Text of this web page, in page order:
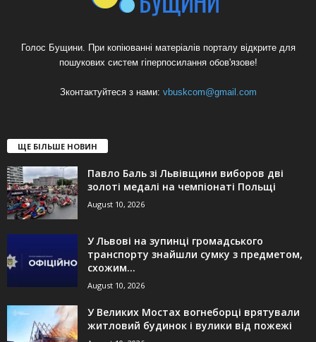
Голос Бущини. При копіюванні матеріалів порталу відкрите для
пошукових систем гіперпосилання обов'язове!
Зконтактуйтеся з нами: vbuskcom@gmail.com
ЩЕ БІЛЬШЕ НОВИН
Павло Баль зі Львівщини виборов дві
золоті медалі на чемпіонаті Польщі
August 10, 2026
У Львові на зупинці громадського
транспорту знайшли сумку з предметом,
схожим...
August 10, 2026
У Великих Мостах вогнеборці врятували
житловий будинок і вулики від пожежі